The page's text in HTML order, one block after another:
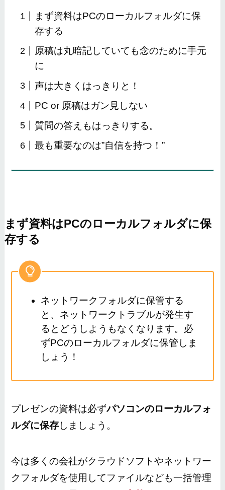
まず資料はPCのローカルフォルダに保
存する
原稿は丸暗記していても念のために手元
に
声は大きくはっきりと！
PC or 原稿はガン見しない
質問の答えもはっきりする。
最も重要なのは”自信を持つ！”
まず資料はPCのローカルフォルダに保
存する
ネットワークフォルダに保管する
と、ネットワークトラブルが発生す
るとどうしようもなくなります。必
ずPCのローカルフォルダに保管しま
しょう！
プレゼンの資料は必ずパソコンのローカルフォ
ルダに保存しましょう。
今は多くの会社がクラウドソフトやネットワー
クフォルダを使用してファイルなども一括管理